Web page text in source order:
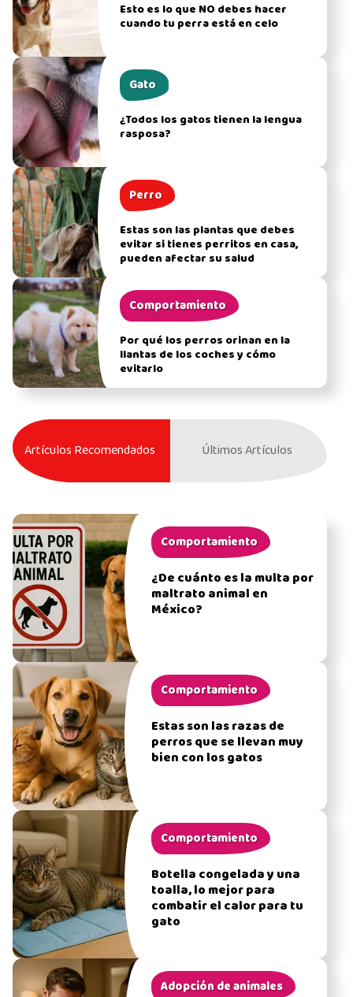
Esto es lo que NO debes hacer
cuando tu perra está en celo
Gato
¿Todos los gatos tienen la lengua
rasposa?
Perro
Estas son las plantas que debes
evitar si tienes perritos en casa,
pueden afectar su salud
Comportamiento
Por qué los perros orinan en la
llantas de los coches y cómo
evitarlo
Artículos Recomendados Últimos Artículos
Comportamiento
¿De cuánto es la multa por
maltrato animal en
México?
Comportamiento
Estas son las razas de
perros que se llevan muy
bien con los gatos
Comportamiento
Botella congelada y una
toalla, lo mejor para
combatir el calor para tu
gato
Adopción de animales